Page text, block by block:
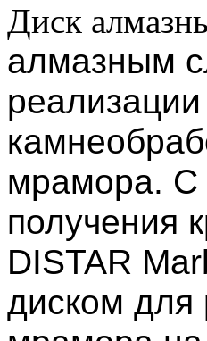
Диск
алмазным
мрамора. С
получения
DISTAR
диском для